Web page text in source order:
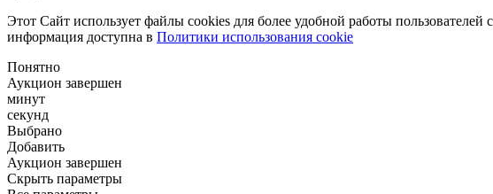
Этот Сайт использует файлы cookies для более удобной работы
информация доступна в Политики использования cookie
Понятно
Аукцион завершен
минут
секунд
Выбрано
Добавить
Аукцион завершен
Скрыть параметры